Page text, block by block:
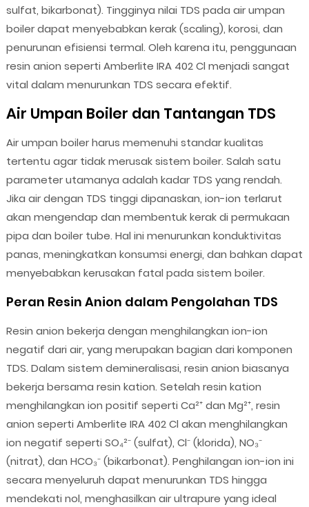
sulfat, bikarbonat). Tingginya nilai TDS pada air umpan
boiler dapat menyebabkan kerak (scaling), korosi, dan
penurunan efisiensi termal. Oleh karena itu, penggunaan
resin anion seperti Amberlite IRA 402 Cl menjadi sangat
vital dalam menurunkan TDS secara efektif.
Air Umpan Boiler dan Tantangan TDS
Air umpan boiler harus memenuhi standar kualitas
tertentu agar tidak merusak sistem boiler. Salah satu
parameter utamanya adalah kadar TDS yang rendah.
Jika air dengan TDS tinggi dipanaskan, ion-ion terlarut
akan mengendap dan membentuk kerak di permukaan
pipa dan boiler tube. Hal ini menurunkan konduktivitas
panas, meningkatkan konsumsi energi, dan bahkan dapat
menyebabkan kerusakan fatal pada sistem boiler.
Peran Resin Anion dalam Pengolahan TDS
Resin anion bekerja dengan menghilangkan ion-ion
negatif dari air, yang merupakan bagian dari komponen
TDS. Dalam sistem demineralisasi, resin anion biasanya
bekerja bersama resin kation. Setelah resin kation
menghilangkan ion positif seperti Ca²⁺ dan Mg²⁺, resin
anion seperti Amberlite IRA 402 Cl akan menghilangkan
ion negatif seperti SO₄²⁻ (sulfat), Cl⁻ (klorida), NO₃⁻
(nitrat), dan HCO₃⁻ (bikarbonat). Penghilangan ion-ion ini
secara menyeluruh dapat menurunkan TDS hingga
mendekati nol, menghasilkan air ultrapure yang ideal